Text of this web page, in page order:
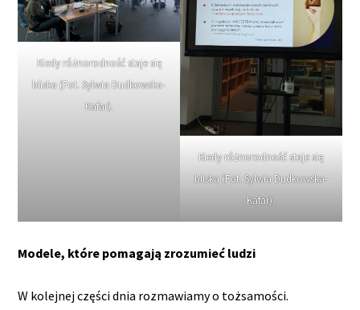
Kiedy różnorodność staje się
bliska (Fot. Sylwia Dudkowska-
Kafar).
Kiedy różnorodność staje się
bliska (Fot. Sylwia Dudkowska-
Kafar).
Modele, które pomagają zrozumieć ludzi
W kolejnej części dnia rozmawiamy o tożsamości.